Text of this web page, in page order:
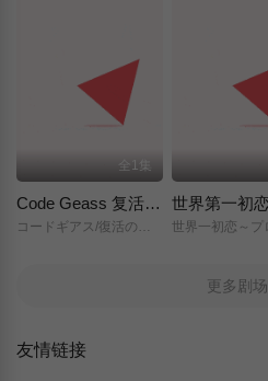
全1集
Code Geass 复活的鲁路修
更多剧场
友情链接